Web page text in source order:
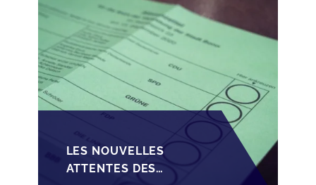
LES NOUVELLES
ATTENTES DES